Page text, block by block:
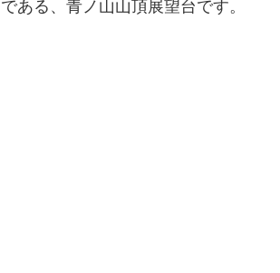
ある、青ノ山山頂展望台です。